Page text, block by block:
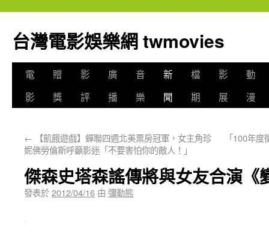
台灣電影娛樂網 twmovies
電
影
贈
獎
影
評
廣
播
音
樂
新
聞
檔
期
影
展
動
漫
← 【飢餓遊戲】蟬聯四週北美票房冠軍，女主角珍
妮佛勞倫斯呼籲影迷「不要害怕你的敵人！」
「100年
傑森史塔森謠傳將與女友合演《
發表於2012/04/16 由 彌勒熊